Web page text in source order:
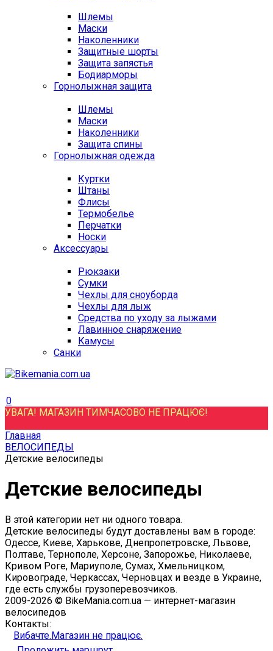
Шлемы
Маски
Наколенники
Защитные шорты
Защита запястья
Бодиарморы
Горнолыжная защита
Шлемы
Маски
Наколенники
Защита спины
Горнолыжная одежда
Куртки
Штаны
Флисы
Термобелье
Перчатки
Носки
Аксессуары
Рюкзаки
Сумки
Чехлы для сноуборда
Чехлы для лыж
Средства по уходу за лыжами
Лавинное снаряжение
Камусы
Санки
0
УВАГА! МАГАЗИН ТИМЧАСОВО НЕ ПРАЦЮЄ!
Главная
ВЕЛОСИПЕДЫ
Детские велосипеды
Детские велосипеды
В этой категории нет ни одного товара.
Детские велосипеды будут доставлены вам в городе:
Одессе, Киеве, Харькове, Днепропетровске, Львове,
Полтаве, Тернополе, Херсоне, Запорожье, Николаеве,
Кривом Роге, Мариуполе, Сумах, Хмельницком,
Кировограде, Черкассах, Черновцах и везде в Украине,
где есть службы грузоперевозчиков.
2009-2026 © BikeMania.com.ua — интернет-магазин
велосипедов
Контакты:
Вибачте.Магазин не працює.